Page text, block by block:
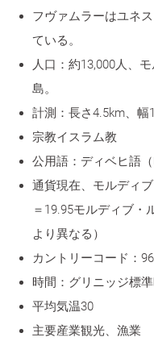
フヴァムラーはユネ
ている。
人口：約13,000人、
島。
計測：長さ4.5km、幅
宗教イスラム教
公用語：ディベヒ語
通貨現在、モルディ
＝19.95モルディブ・
より異なる）
カントリーコード：
時間：グリニッジ標
平均気温30
主要産業観光、漁業